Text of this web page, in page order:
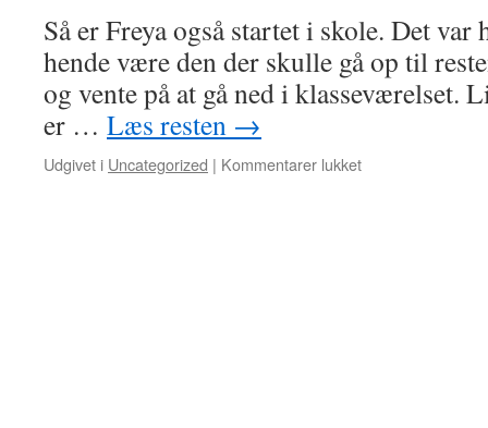
Så er Freya også startet i skole. Det
hende være den der skulle gå op til
og vente på at gå ned i klasseværelset.
er … Læs resten →
Udgivet i Uncategorized | Kommentarer lukkettil